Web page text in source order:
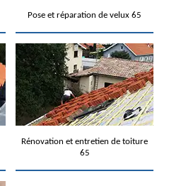
Pose et réparation de velux 65
Rénovation et entretien de toiture
65